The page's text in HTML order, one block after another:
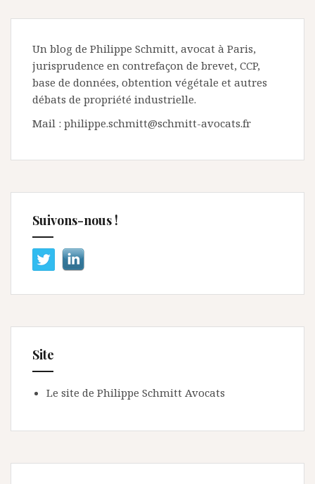
Un blog de Philippe Schmitt, avocat à Paris,
jurisprudence en contrefaçon de brevet, CCP,
base de données, obtention végétale et autres
débats de propriété industrielle.
Mail : philippe.schmitt@schmitt-avocats.fr
Suivons-nous !
Site
Le site de Philippe Schmitt Avocats